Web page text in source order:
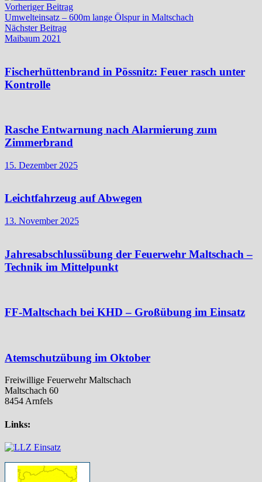
Beitragsnavigation
Vorheriger BeitragVorheriger
Beitrag:
Umwelteinsatz – 600m lange Ölspur in Maltschach
Nächster BeitragNächster
Maibaum 2021
Fischerhüttenbrand in Pössnitz: Feuer rasch unter
Kontrolle
Rasche Entwarnung nach Alarmierung zum
Zimmerbrand
15. Dezember 2025
Leichtfahrzeug auf Abwegen
13. November 2025
Jahresabschlussübung der Feuerwehr Maltschach –
Technik im Mittelpunkt
FF-Maltschach bei KHD – Großübung im Einsatz
Atemschutzübung im Oktober
Freiwillige Feuerwehr Maltschach
Maltschach 60
8454 Arnfels
Links: